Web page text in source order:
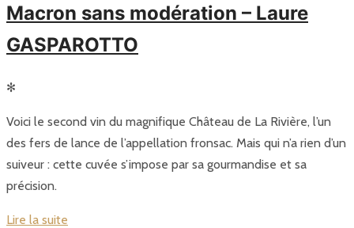
Macron sans modération – Laure
GASPAROTTO
✻
Voici le second vin du magnifique Château de La Rivière, l’un
des fers de lance de l’appellation fronsac. Mais qui n’a rien d’un
suiveur : cette cuvée s’impose par sa gourmandise et sa
précision.
Lire la suite